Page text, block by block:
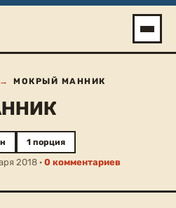
→ МОКРЫЙ МАННИК
1 порция
2018 · 0 комментариев